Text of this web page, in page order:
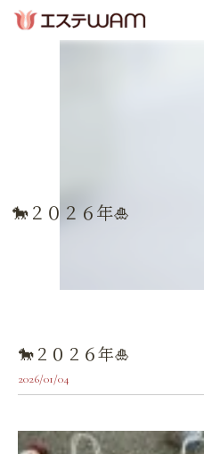
🐎２０２６年🎍
🐎２０２６年🎍
2026/01/04